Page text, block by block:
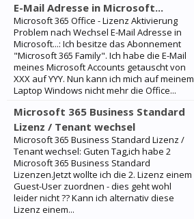
E-Mail Adresse in Microsoft...
Microsoft 365 Office - Lizenz Aktivierung
Problem nach Wechsel E-Mail Adresse in
Microsoft...: Ich besitze das Abonnement
"Microsoft 365 Family". Ich habe die E-Mail
meines Microsoft Accounts getauscht von
XXX auf YYY. Nun kann ich mich auf meinem
Laptop Windows nicht mehr die Office...
Microsoft 365 Business Standard
Lizenz / Tenant wechsel
Microsoft 365 Business Standard Lizenz /
Tenant wechsel: Guten Tag,ich habe 2
Microsoft 365 Business Standard
Lizenzen.Jetzt wollte ich die 2. Lizenz einem
Guest-User zuordnen - dies geht wohl
leider nicht ?? Kann ich alternativ diese
Lizenz einem...